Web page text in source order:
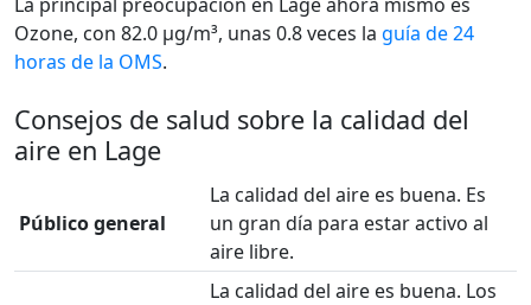
Ozone, con 82.0 µg/m³, unas 0.8 veces la guía de 24
horas de la OMS.
Consejos de salud sobre la calidad del
aire en Lage
Público general
La calidad del aire es buena. Es
un gran día para estar activo al
aire libre.
La calidad del aire es buena. Los